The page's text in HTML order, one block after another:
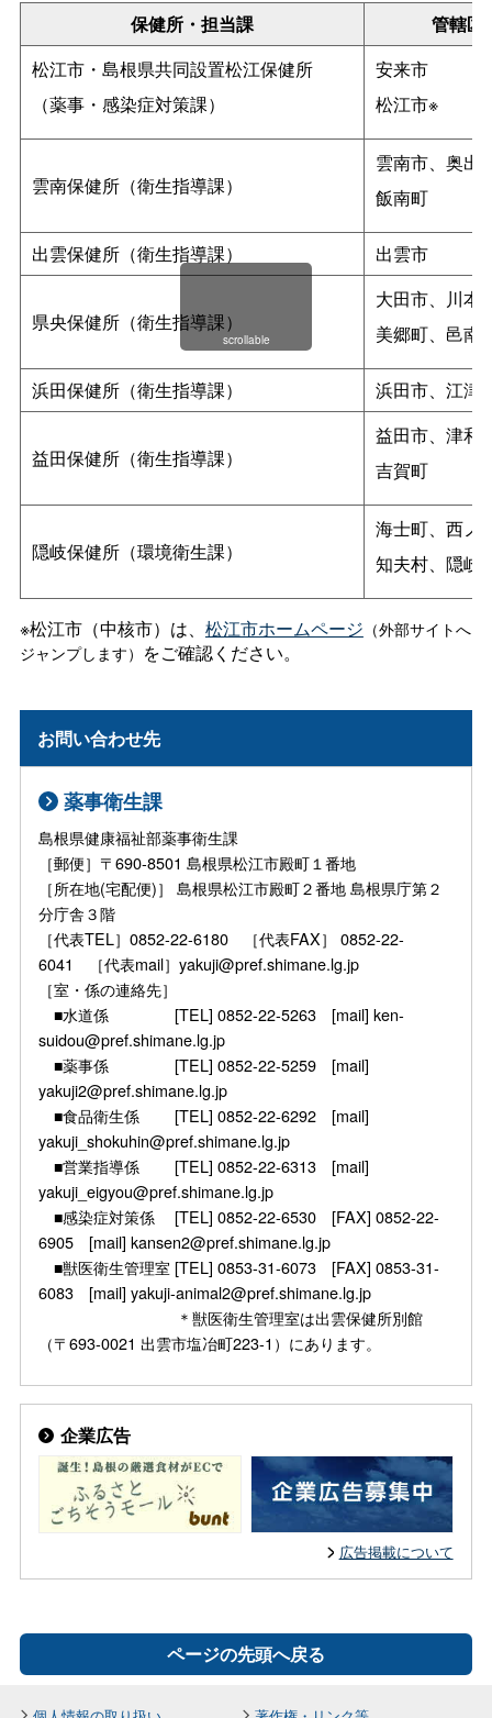
保健所・担当課
管轄区
松江市・島根県共同設置松江保健所
（薬事・感染症対策課）
安来市
松江市※
雲南保健所（衛生指導課）
雲南市、奥出
飯南町
出雲保健所（衛生指導課） 出雲市
県央保健所（衛生指導課）
大田市、川本
美郷町、邑南
浜田保健所（衛生指導課） 浜田市、江津
益田保健所（衛生指導課）
益田市、津和
吉賀町
隠岐保健所（環境衛生課）
海士町、西ノ
知夫村、隠岐
scrollable
※松江市（中核市）は、 松江市ホームページ （外部サイトへ
ジャンプします） をご確認ください。
お問い合わせ先
薬事衛生課
島根県健康福祉部薬事衛生課
［郵便］〒690-8501 島根県松江市殿町１番地
［所在地(宅配便)］ 島根県松江市殿町２番地 島根県庁第２
分庁舎３階
［代表TEL］0852-22-6180 ［代表FAX］ 0852-22-
6041 ［代表mail］yakuji@pref.shimane.lg.jp
［室・係の連絡先］
■水道係 [TEL] 0852-22-5263 [mail] ken-
suidou@pref.shimane.lg.jp
■薬事係 [TEL] 0852-22-5259 [mail]
yakuji2@pref.shimane.lg.jp
■食品衛生係 [TEL] 0852-22-6292 [mail]
yakuji_shokuhin@pref.shimane.lg.jp
■営業指導係 [TEL] 0852-22-6313 [mail]
yakuji_eigyou@pref.shimane.lg.jp
■感染症対策係 [TEL] 0852-22-6530 [FAX] 0852-22-
6905 [mail] kansen2@pref.shimane.lg.jp
■獣医衛生管理室 [TEL] 0853-31-6073 [FAX] 0853-31-
6083 [mail] yakuji-animal2@pref.shimane.lg.jp
＊獣医衛生管理室は出雲保健所別館
（〒693-0021 出雲市塩冶町223-1）にあります。
企業広告
広告掲載について
ページの先頭へ戻る